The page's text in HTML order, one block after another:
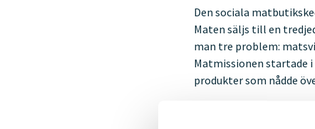
Den sociala
Maten säljs till en
man tre problem:
Matmissionen startade
produkter som nådde